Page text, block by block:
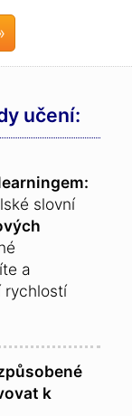
učení:
slovní
a
rychlostí
k